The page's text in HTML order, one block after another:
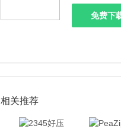
免费下
相关推荐